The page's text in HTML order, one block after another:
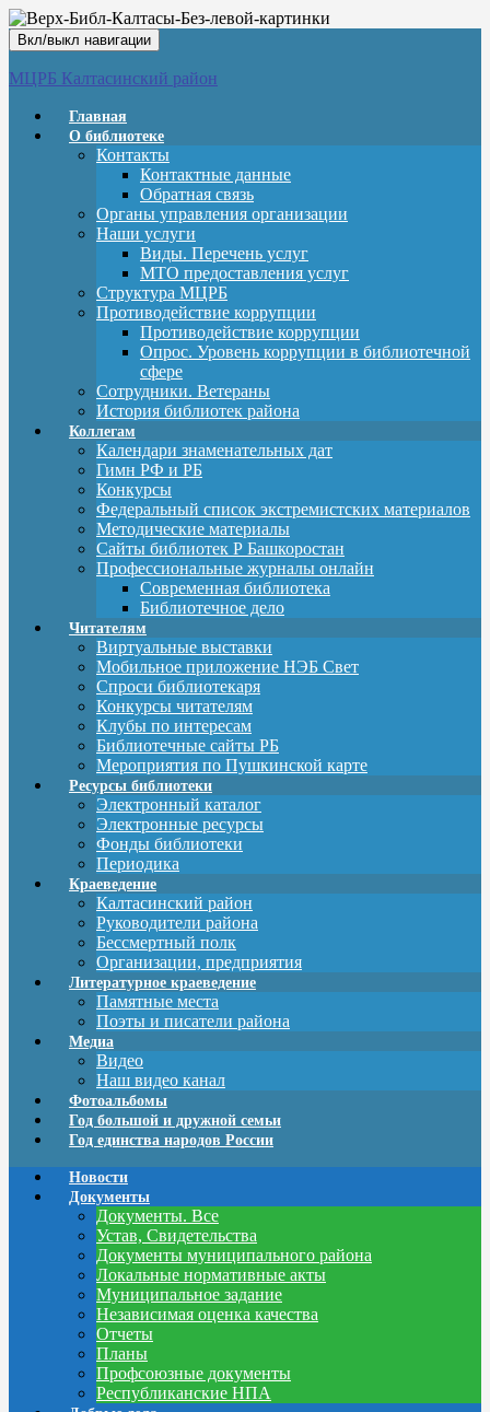
Вкл/выкл навигации
МЦРБ Калтасинский район
Главная
О библиотеке
Контакты
Контактные данные
Обратная связь
Органы управления организации
Наши услуги
Виды. Перечень услуг
МТО предоставления услуг
Структура МЦРБ
Противодействие коррупции
Противодействие коррупции
Опрос. Уровень коррупции в библиотечной
сфере
Сотрудники. Ветераны
История библиотек района
Коллегам
Календари знаменательных дат
Гимн РФ и РБ
Конкурсы
Федеральный список экстремистских материалов
Методические материалы
Сайты библиотек Р Башкоростан
Профессиональные журналы онлайн
Современная библиотека
Библиотечное дело
Читателям
Виртуальные выставки
Мобильное приложение НЭБ Свет
Спроси библиотекаря
Конкурсы читателям
Клубы по интересам
Библиотечные сайты РБ
Мероприятия по Пушкинской карте
Ресурсы библиотеки
Электронный каталог
Электронные ресурсы
Фонды библиотеки
Периодика
Краеведение
Калтасинский район
Руководители района
Бессмертный полк
Организации, предприятия
Литературное краеведение
Памятные места
Поэты и писатели района
Медиа
Видео
Наш видео канал
Фотоальбомы
Год большой и дружной семьи
Год единства народов России
Новости
Документы
Документы. Все
Устав, Свидетельства
Документы муниципального района
Локальные нормативные акты
Муниципальное задание
Независимая оценка качества
Отчеты
Планы
Профсоюзные документы
Республиканские НПА